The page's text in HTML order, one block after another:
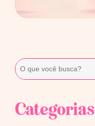
Categorias